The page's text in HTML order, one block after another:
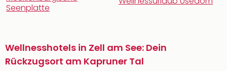
Seenplatte
Wellnesshotels in Zell am See: Dein
Rückzugsort am Kapruner Tal